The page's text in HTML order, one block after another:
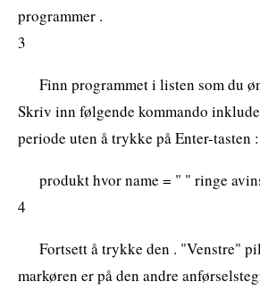
programmer .
3
Finn programmet i listen som du
Skriv inn følgende kommando
periode uten å trykke på Enter-tasten
produkt hvor name = " " ringe
4
Fortsett å trykke den . "Venstre"
markøren er på den andre